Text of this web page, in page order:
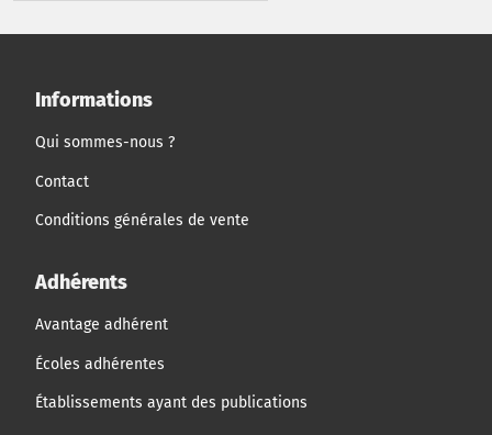
Informations
Qui sommes-nous ?
Contact
Conditions générales de vente
Adhérents
Avantage adhérent
Écoles adhérentes
Établissements ayant des publications